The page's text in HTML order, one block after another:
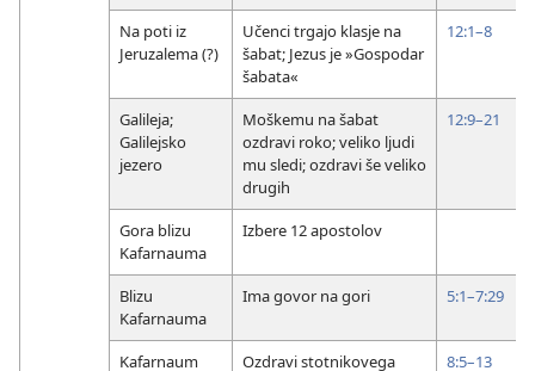
Na poti iz
Jeruzalema (?)
Učenci trgajo klasje na
šabat; Jezus je »Gospodar
šabata«
12:1–8
Galileja;
Galilejsko
jezero
Moškemu na šabat
ozdravi roko; veliko ljudi
mu sledi; ozdravi še veliko
drugih
12:9–21
Gora blizu
Kafarnauma
Izbere 12 apostolov
Blizu
Kafarnauma
Ima govor na gori 5:1–7:29
Kafarnaum
Ozdravi stotnikovega
8:5–13